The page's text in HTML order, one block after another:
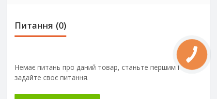
Питання (0)
Немає питань про даний товар, станьте першим і
задайте своє питання.
КНОПКА
ЗВ'ЯЗКУ